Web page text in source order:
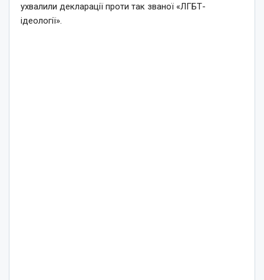
ухвалили декларації проти так званої «ЛГБТ-
ідеології».